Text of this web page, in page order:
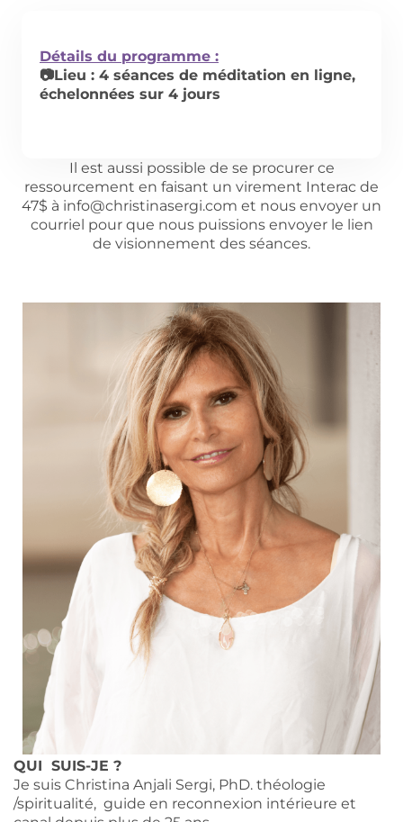
Détails du programme :
📷Lieu : 4 séances de méditation en ligne,
échelonnées sur 4 jours
Il est aussi possible de se procurer ce
ressourcement en faisant un virement Interac de
47$ à info@christinasergi.com et nous envoyer un
courriel pour que nous puissions envoyer le lien
de visionnement des séances.
QUI SUIS-JE ?
Je suis Christina Anjali Sergi, PhD. théologie
/spiritualité, guide en reconnexion intérieure et